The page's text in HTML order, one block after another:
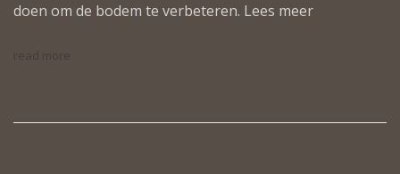
doen om de bodem te verbeteren. Lees meer